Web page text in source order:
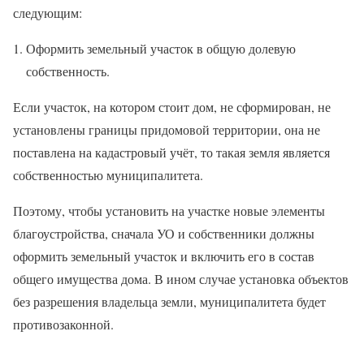
следующим:
Оформить земельный участок в общую долевую
собственность.
Если участок, на котором стоит дом, не сформирован, не
установлены границы придомовой территории, она не
поставлена на кадастровый учёт, то такая земля является
собственностью муниципалитета.
Поэтому, чтобы установить на участке новые элементы
благоустройства, сначала УО и собственники должны
оформить земельный участок и включить его в состав
общего имущества дома. В ином случае установка объектов
без разрешения владельца земли, муниципалитета будет
противозаконной.